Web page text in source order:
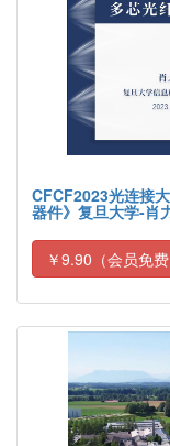
CFCF2023光连接
器件》复旦大学-肖
￥9.90（会员免费